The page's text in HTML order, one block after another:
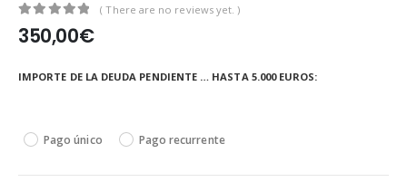
0out of 5
( There are no reviews yet. )
350,00€
IMPORTE DE LA DEUDA PENDIENTE … HASTA 5.000 EUROS
Pago único Pago recurrente